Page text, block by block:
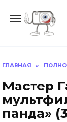
содержанию
ГЛАВНАЯ »
Мастер
панда»